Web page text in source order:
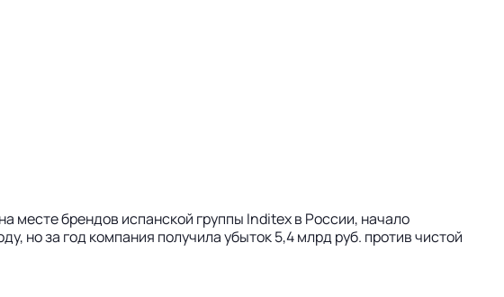
брендов испанской группы Inditex в России, начало
но за год компания получила убыток 5,4 млрд руб. против чистой